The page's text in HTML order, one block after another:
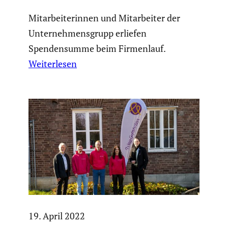
Mitarbeiterinnen und Mitarbeiter der
Unternehmensgrupp erliefen
Spendensumme beim Firmenlauf.
Weiterlesen
19. April 2022